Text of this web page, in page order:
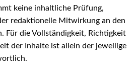
keine inhaltliche Prüfung,
redaktionelle Mitwirkung an den
Für die Vollständigkeit, Richtigkeit
der Inhalte ist allein der jeweilige